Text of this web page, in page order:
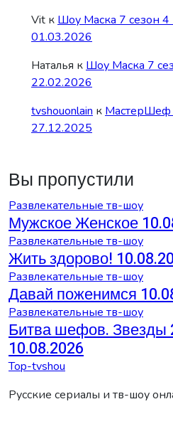
Vit к Шоу Маска 7 сезон
01.03.2026
Наталья к Шоу Маска 7
22.02.2026
tvshouonlain к МастерШеф
27.12.2025
Вы пропустили
Развлекательные тв-шоу
Мужское Женское
Развлекательные тв-шоу
Жить здорово!
Развлекательные тв-шоу
Давай поженимся
Развлекательные тв-шоу
Битва шефов. Звезды
10.08.2026
Top-tvshou
Русские сериалы и тв-шоу